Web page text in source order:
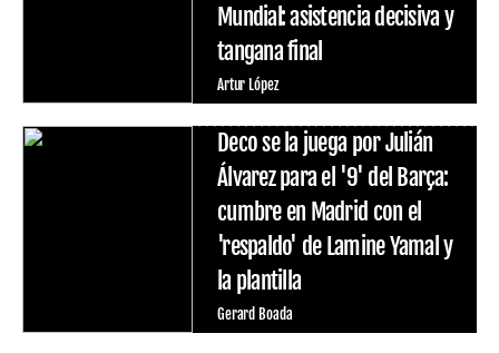
Mundial: asistencia decisiva y
tangana final
Artur López
Deco se la juega por Julián
Álvarez para el '9' del Barça:
cumbre en Madrid con el
'respaldo' de Lamine Yamal y
la plantilla
Gerard Boada